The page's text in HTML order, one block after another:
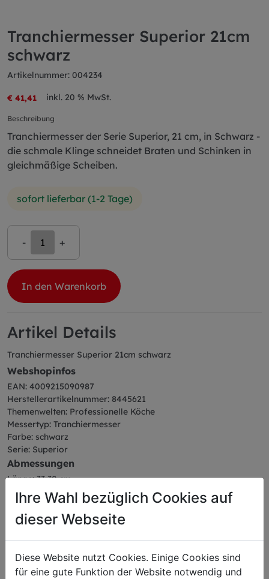
Tranchiermesser Superior 21cm
schwarz
Artikelnummer: 004234
€ 41,41 inkl. 20 % MwSt.
Beschreibung
Tranchiermesser der Serie Superior, 21 cm, in Schwarz -
die schmale Klinge schneidet Braten und Schinken in
gleichmäßige Scheiben.
sofort lieferbar (1-2 Tage)
- +
In den Warenkorb
Artikel Details
Tranchiermesser Superior 21cm schwarz
Webshopinfos
EAN: 4009215090987
Herstellerartikelnummer: 8445621
Themenwelten: Professionelle Köche
Messertyp: Tranchiermesser
Farbe: schwarz
Serie: Superior
Abmessungen
Länge: 33,30 cm
Breite: 1,60 cm
Höhe: 3,20 cm
Gewicht: 0,12 kg
Ihre Wahl bezüglich Cookies auf
dieser Webseite
Diese Website nutzt Cookies. Einige Cookies sind
für eine gute Funktion der Website notwendig und